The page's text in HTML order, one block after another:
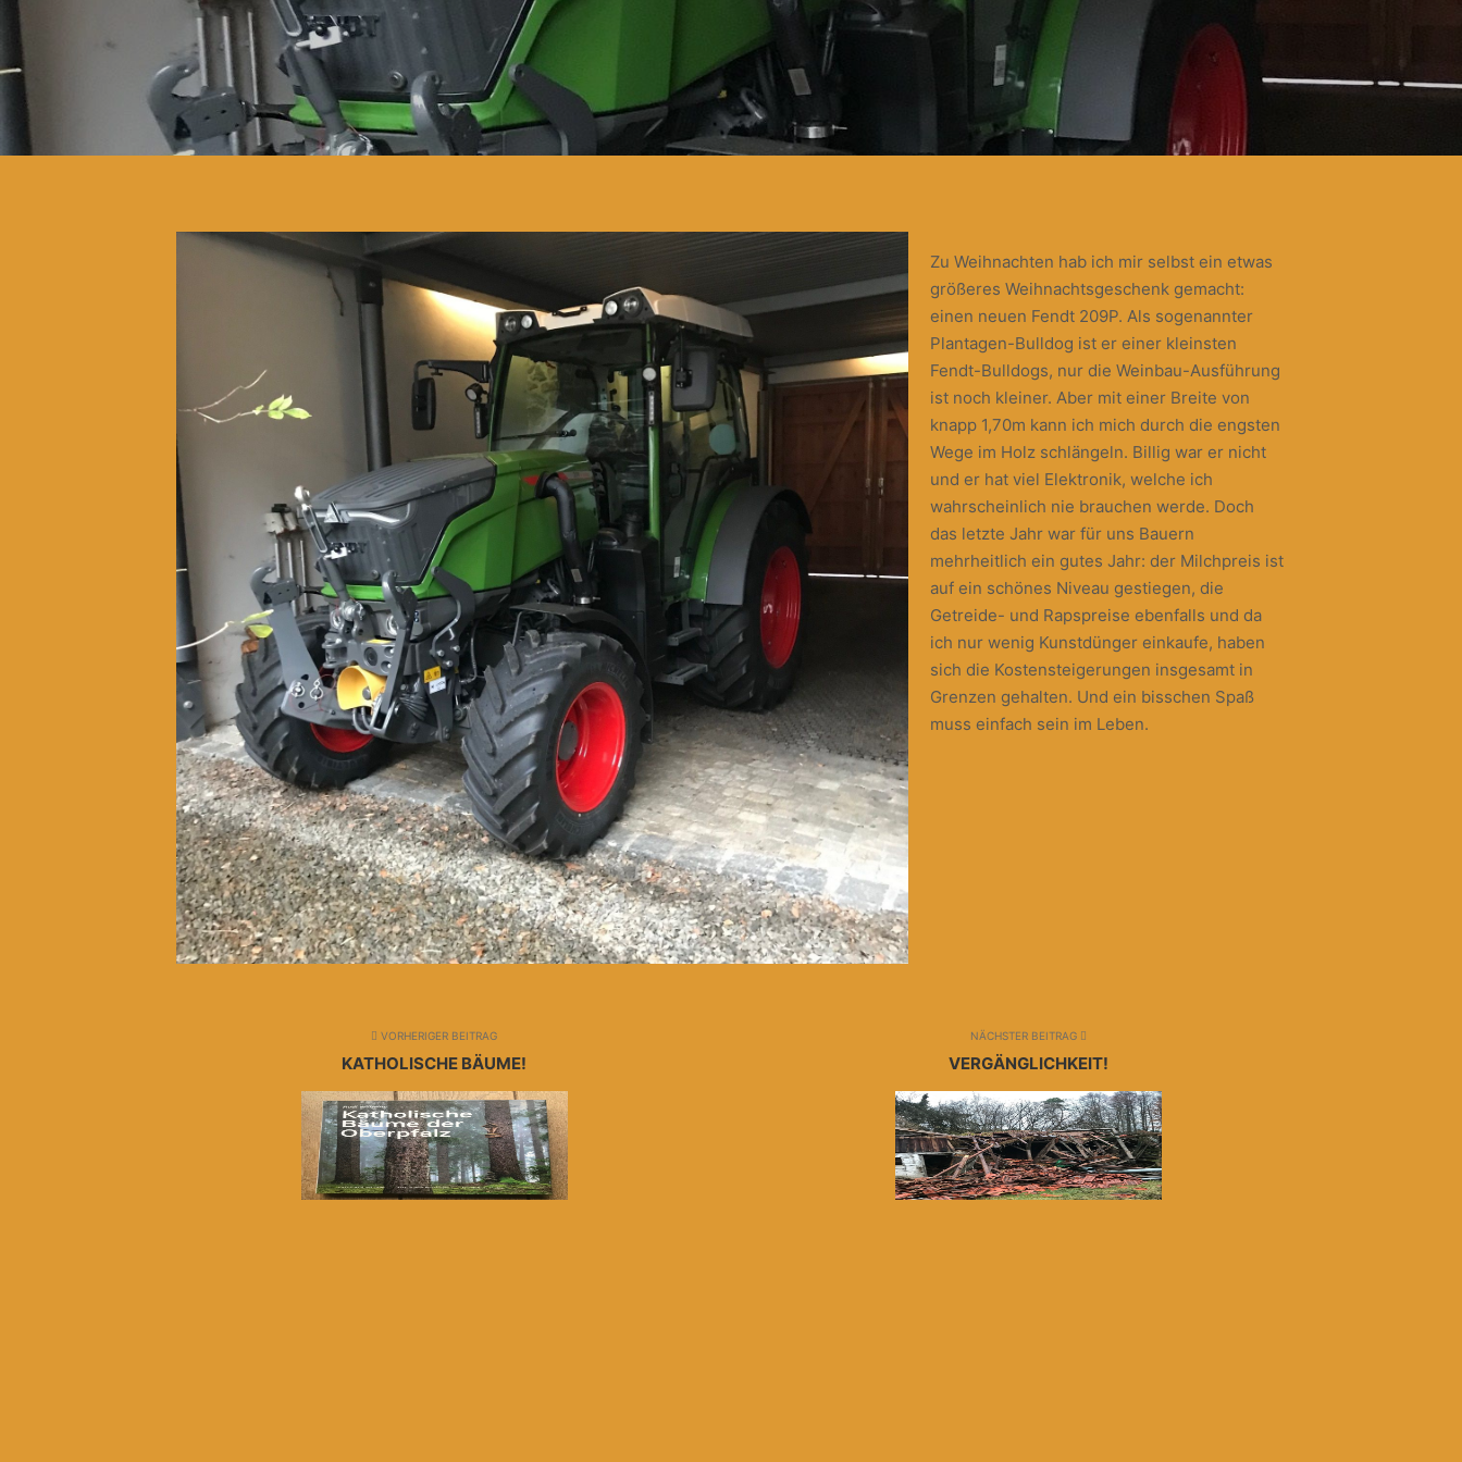
Zu Weihnachten hab ich mir selbst ein etwas
größeres Weihnachtsgeschenk gemacht:
einen neuen Fendt 209P. Als sogenannter
Plantagen-Bulldog ist er einer kleinsten
Fendt-Bulldogs, nur die Weinbau-Ausführung
ist noch kleiner. Aber mit einer Breite von
knapp 1,70m kann ich mich durch die engsten
Wege im Holz schlängeln. Billig war er nicht
und er hat viel Elektronik, welche ich
wahrscheinlich nie brauchen werde. Doch
das letzte Jahr war für uns Bauern
mehrheitlich ein gutes Jahr: der Milchpreis ist
auf ein schönes Niveau gestiegen, die
Getreide- und Rapspreise ebenfalls und da
ich nur wenig Kunstdünger einkaufe, haben
sich die Kostensteigerungen insgesamt in
Grenzen gehalten. Und ein bisschen Spaß
muss einfach sein im Leben.
VORHERIGER BEITRAG
KATHOLISCHE BÄUME!
NÄCHSTER BEITRAG
VERGÄNGLICHKEIT!